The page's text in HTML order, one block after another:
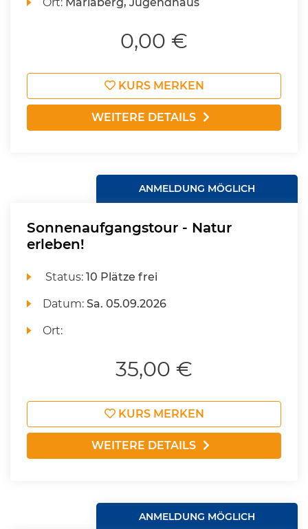
0,00 €
KURS MERKEN
WEITERE DETAILS
ANMELDUNG MÖGLICH
Sonnenaufgangstour - Natur
erleben!
Status:10 Plätze frei
Datum:Sa. 05.09.2026
Ort:
35,00 €
KURS MERKEN
WEITERE DETAILS
ANMELDUNG MÖGLICH